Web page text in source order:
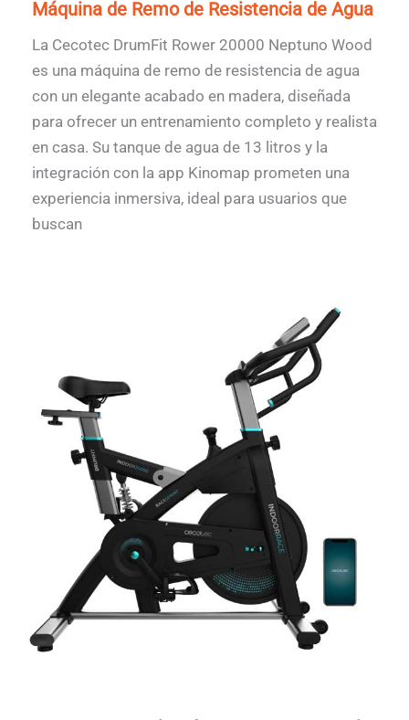
Máquina de Remo de Resistencia de Agua
La Cecotec DrumFit Rower 20000 Neptuno Wood
es una máquina de remo de resistencia de agua
con un elegante acabado en madera, diseñada
para ofrecer un entrenamiento completo y realista
en casa. Su tanque de agua de 13 litros y la
integración con la app Kinomap prometen una
experiencia inmersiva, ideal para usuarios que
buscan